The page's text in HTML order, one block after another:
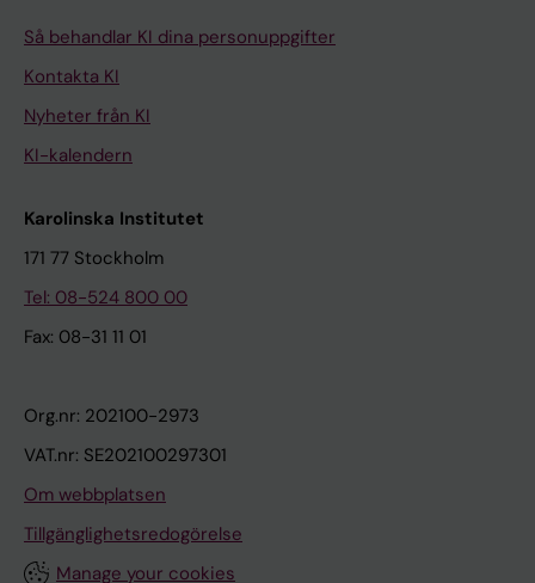
Så behandlar KI dina personuppgifter
Kontakta KI
Nyheter från KI
KI-kalendern
Karolinska Institutet
171 77 Stockholm
Tel: 08-524 800 00
Fax: 08-31 11 01
Org.nr: 202100-2973
VAT.nr: SE202100297301
Om webbplatsen
Tillgänglighetsredogörelse
Manage your cookies